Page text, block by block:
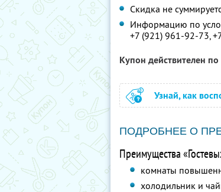
Скидка не
Информацию по
+7 (921) 961-92-73,
Купон действителен
Узнай, как
ПОДРОБНЕЕ О
Преимущества
комнаты
холодильник и